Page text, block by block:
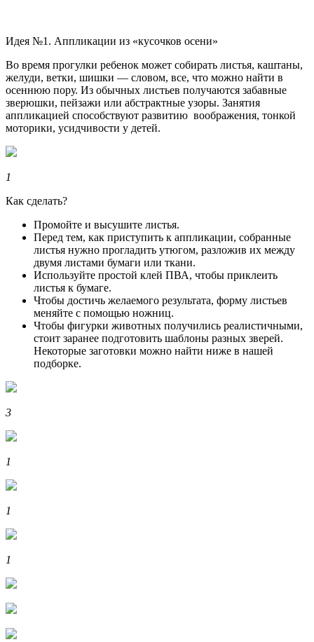
Идея №1. Аппликации из «кусочков осени»
Во время прогулки ребенок может собирать листья, каштаны,
желуди, ветки, шишки — словом, все, что можно найти в
осеннюю пору. Из обычных листьев получаются забавные
зверюшки, пейзажи или абстрактные узоры. Занятия
аппликацией способствуют развитию воображения, тонкой
моторики, усидчивости у детей.
1
Как сделать?
Промойте и высушите листья.
Перед тем, как приступить к аппликации, собранные
листья нужно прогладить утюгом, разложив их между
двумя листами бумаги или ткани.
Используйте простой клей ПВА, чтобы приклеить
листья к бумаге.
Чтобы достичь желаемого результата, форму листьев
меняйте с помощью ножниц.
Чтобы фигурки животных получились реалистичными,
стоит заранее подготовить шаблоны разных зверей.
Некоторые заготовки можно найти ниже в нашей
подборке.
3
1
1
1